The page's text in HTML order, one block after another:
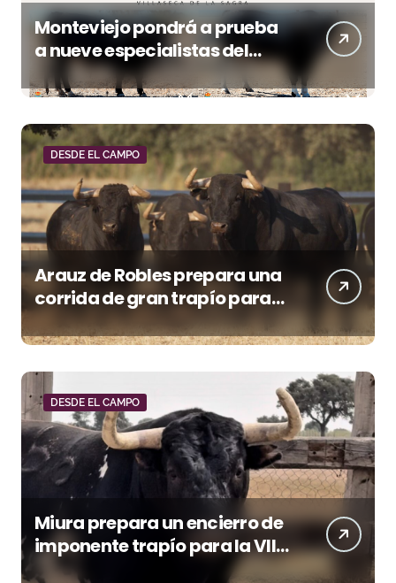
Monteviejo pondrá a prueba
a nueve especialistas del
recorte mañana en Villaseca
DESDE EL CAMPO
Arauz de Robles prepara una
corrida de gran trapío para
la despedida de Víctor Puerto
en Ciudad Real (Vídeo)
DESDE EL CAMPO
Miura prepara un encierro de
imponente trapío para la VIII
Corrida Magallánica